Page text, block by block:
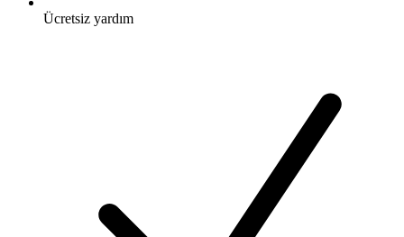
Ücretsiz yardım